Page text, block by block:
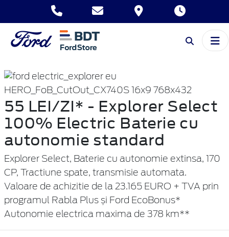
55 LEI/ZI* - Explorer Select
100% Electric Baterie cu
autonomie standard
Explorer Select, Baterie cu autonomie extinsa, 170
CP, Tractiune spate, transmisie automata.
Valoare de achizitie de la 23.165 EURO + TVA prin
programul Rabla Plus și Ford EcoBonus*
Autonomie electrica maxima de 378 km**